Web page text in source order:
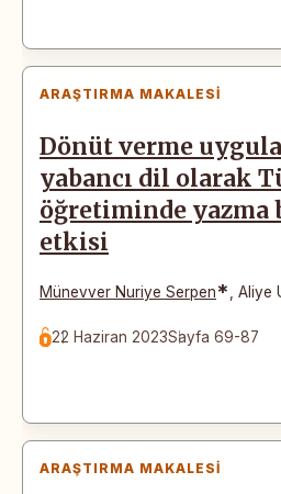
ARAŞTIRMA MAKALESI
Dönüt verme
yabancı dil olarak
öğretiminde yazma
etkisi
Münevver Nuriye Serpen* Aliye
22 Haziran 2023Sayfa 69-87
ARAŞTIRMA MAKALESI